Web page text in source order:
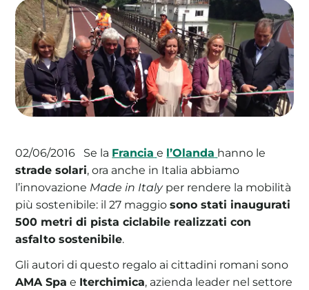
La tua cooperativa energetica sostenibile
PASSA A WEFORGREEN
02/06/2016 Se la Francia e l’Olanda hanno le
strade solari, ora anche in Italia abbiamo
l’innovazione Made in Italyper rendere la mobilità
più sostenibile: il 27 maggiosono stati inaugurati
500 metri di pista ciclabile realizzati con
asfalto sostenibile.
Gli autori di questo regalo ai cittadini romani sono
AMA Spa e Iterchimica, azienda leader nel settore